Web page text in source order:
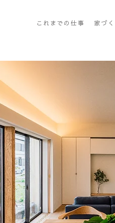
これまでの仕事 家づ